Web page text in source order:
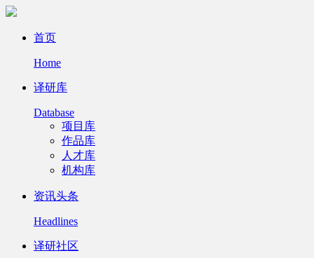
首页
Home
译研库
Database
项目库
作品库
人才库
机构库
资讯头条
Headlines
译研社区